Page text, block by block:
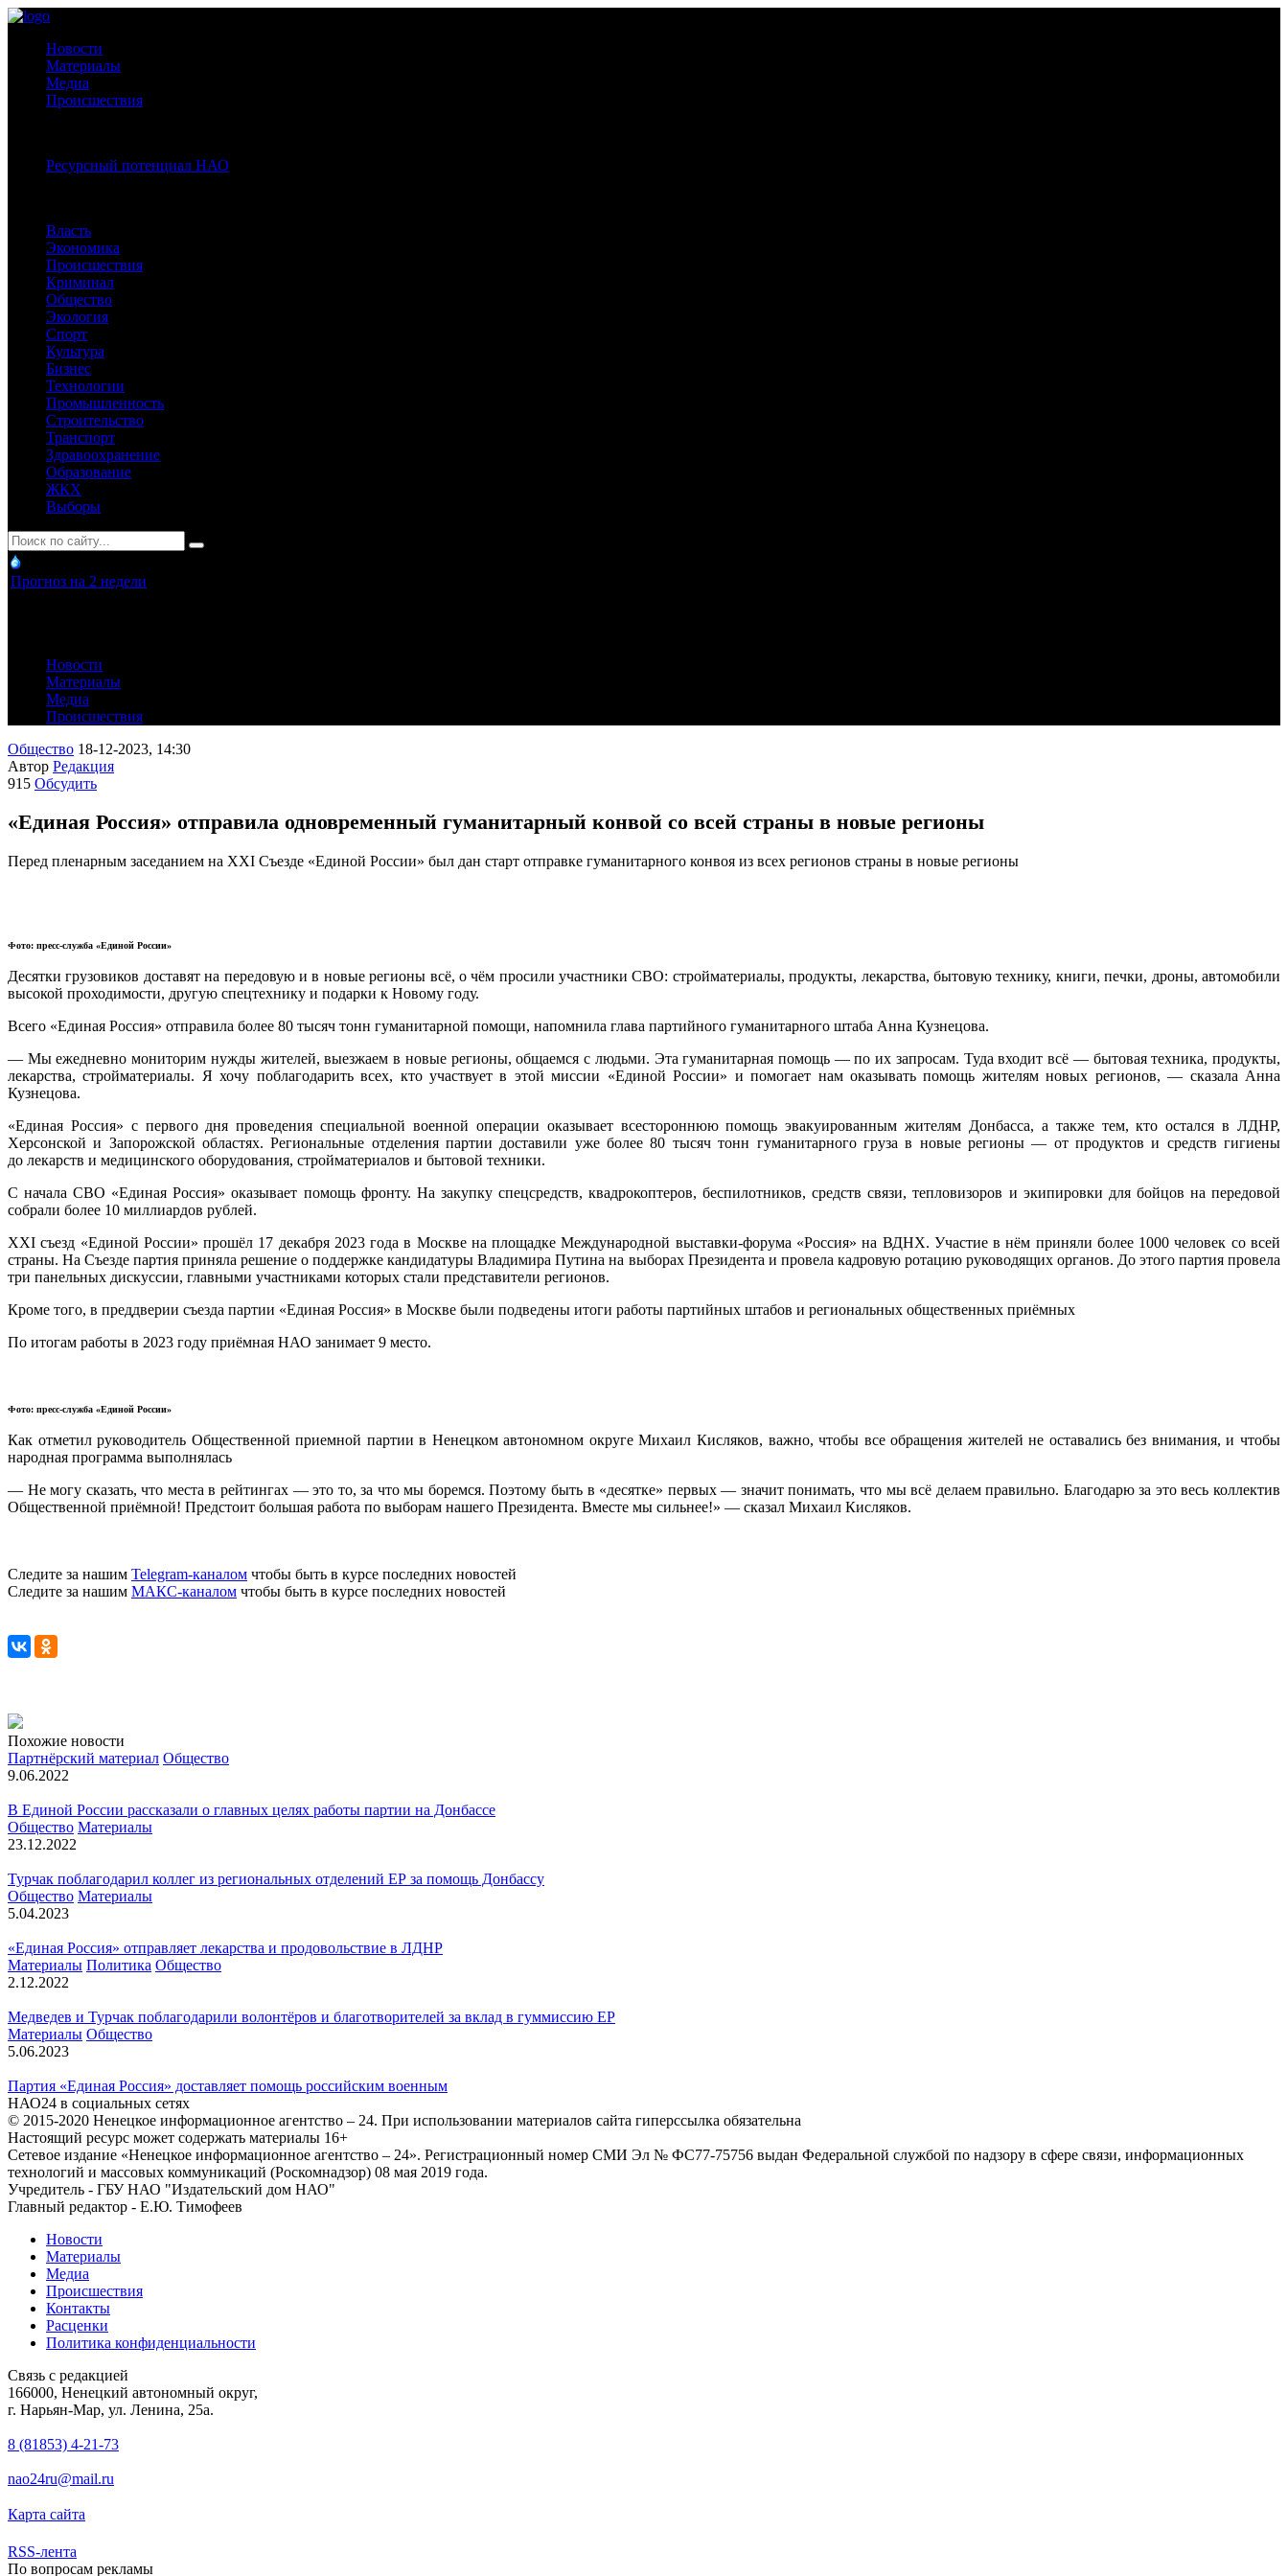
Новости
Материалы
Медиа
Происшествия
Ресурсный потенциал НАО
Власть
Экономика
Происшествия
Криминал
Общество
Экология
Спорт
Культура
Бизнес
Технологии
Промышленность
Строительство
Транспорт
Здравоохранение
Образование
ЖКХ
Выборы
Прогноз на 2 недели
Новости
Материалы
Медиа
Происшествия
Общество 18-12-2023, 14:30
Автор Редакция
915 Обсудить
«Единая Россия» отправила одновременный гуманитарный конвой со всей страны в новые регионы
Перед пленарным заседанием на ХХI Съезде «Единой России» был дан старт отправке гуманитарного конвоя из всех регионов страны в новые регионы
Фото: пресс-служба «Единой России»
Десятки грузовиков доставят на передовую и в новые регионы всё, о чём просили участники СВО: стройматериалы, продукты, лекарства, бытовую технику, книги, печки, дроны, автомобили
высокой проходимости, другую спецтехнику и подарки к Новому году.
Всего «Единая Россия» отправила более 80 тысяч тонн гуманитарной помощи, напомнила глава партийного гуманитарного штаба Анна Кузнецова.
— Мы ежедневно мониторим нужды жителей, выезжаем в новые регионы, общаемся с людьми. Эта гуманитарная помощь — по их запросам. Туда входит всё — бытовая техника, продукты,
лекарства, стройматериалы. Я хочу поблагодарить всех, кто участвует в этой миссии «Единой России» и помогает нам оказывать помощь жителям новых регионов, — сказала Анна
Кузнецова.
«Единая Россия» с первого дня проведения специальной военной операции оказывает всестороннюю помощь эвакуированным жителям Донбасса, а также тем, кто остался в ЛДНР,
Херсонской и Запорожской областях. Региональные отделения партии доставили уже более 80 тысяч тонн гуманитарного груза в новые регионы — от продуктов и средств гигиены
до лекарств и медицинского оборудования, стройматериалов и бытовой техники.
С начала СВО «Единая Россия» оказывает помощь фронту. На закупку спецсредств, квадрокоптеров, беспилотников, средств связи, тепловизоров и экипировки для бойцов на передовой
собрали более 10 миллиардов рублей.
ХХI съезд «Единой России» прошёл 17 декабря 2023 года в Москве на площадке Международной выставки-форума «Россия» на ВДНХ. Участие в нём приняли более 1000 человек со всей
страны. На Съезде партия приняла решение о поддержке кандидатуры Владимира Путина на выборах Президента и провела кадровую ротацию руководящих органов. До этого партия провела
три панельных дискуссии, главными участниками которых стали представители регионов.
Кроме того, в преддверии съезда партии «Единая Россия» в Москве были подведены итоги работы партийных штабов и региональных общественных приёмных
По итогам работы в 2023 году приёмная НАО занимает 9 место.
Фото: пресс-служба «Единой России»
Как отметил руководитель Общественной приемной партии в Ненецком автономном округе Михаил Кисляков, важно, чтобы все обращения жителей не оставались без внимания, и чтобы
народная программа выполнялась
— Не могу сказать, что места в рейтингах — это то, за что мы боремся. Поэтому быть в «десятке» первых — значит понимать, что мы всё делаем правильно. Благодарю за это весь коллектив
Общественной приёмной! Предстоит большая работа по выборам нашего Президента. Вместе мы сильнее!» — сказал Михаил Кисляков.
Следите за нашим Telegram-каналом чтобы быть в курсе последних новостей
Следите за нашим МАКС-каналом чтобы быть в курсе последних новостей
Похожие новости
Партнёрский материал Общество
9.06.2022
В Единой России рассказали о главных целях работы партии на Донбассе
Общество Материалы
23.12.2022
Турчак поблагодарил коллег из региональных отделений ЕР за помощь Донбассу
Общество Материалы
5.04.2023
«Единая Россия» отправляет лекарства и продовольствие в ЛДНР
Материалы Политика Общество
2.12.2022
Медведев и Турчак поблагодарили волонтёров и благотворителей за вклад в гуммиссию ЕР
Материалы Общество
5.06.2023
Партия «Единая Россия» доставляет помощь российским военным
НАО24 в социальных сетях
© 2015-2020 Ненецкое информационное агентство – 24. При использовании материалов сайта гиперссылка обязательна
Настоящий ресурс может содержать материалы 16+
Сетевое издание «Ненецкое информационное агентство – 24». Регистрационный номер СМИ Эл № ФС77-75756 выдан Федеральной службой по надзору в сфере связи, информационных
технологий и массовых коммуникаций (Роскомнадзор) 08 мая 2019 года.
Учредитель - ГБУ НАО "Издательский дом НАО"
Главный редактор - Е.Ю. Тимофеев
Новости
Материалы
Медиа
Происшествия
Контакты
Расценки
Политика конфиденциальности
Связь с редакцией
166000, Ненецкий автономный округ,
г. Нарьян-Мар, ул. Ленина, 25а.
8 (81853) 4-21-73
nao24ru@mail.ru
Карта сайта
RSS-лента
По вопросам рекламы